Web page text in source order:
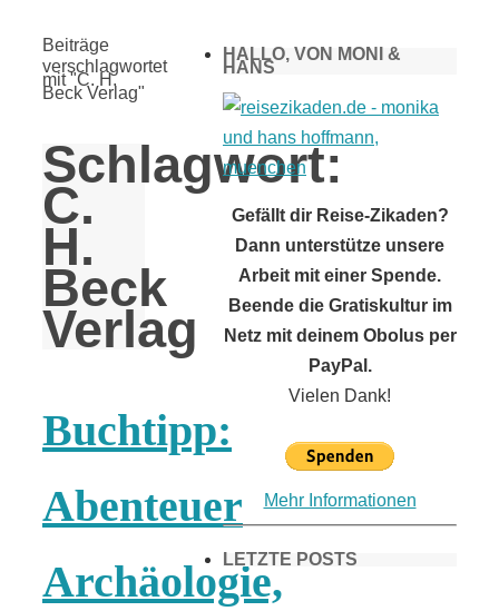
Start
Beiträge
verschlagwortet
mit "C. H.
Beck Verlag"
Schlagwort:
C.
H.
Beck
Verlag
Buchtipp:
Abenteuer
Archäologie,
HALLO, VON MONI &
HANS
Gefällt dir Reise-Zikaden?
Dann unterstütze unsere
Arbeit mit einer Spende.
Beende die Gratiskultur im
Netz mit deinem Obolus per
PayPal.
Vielen Dank!
Mehr Informationen
LETZTE POSTS